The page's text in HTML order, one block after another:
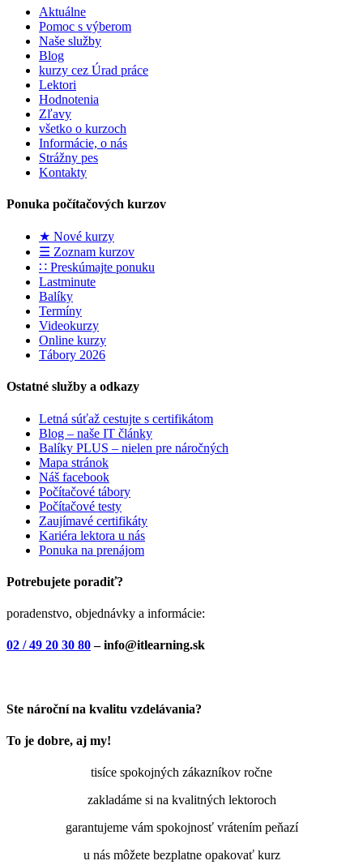
Aktuálne
Pomoc s výberom
Naše služby
Blog
kurzy cez Úrad práce
Lektori
Hodnotenia
Zľavy
všetko o kurzoch
Informácie, o nás
Strážny pes
Kontakty
Ponuka počítačových kurzov
★ Nové kurzy
☰ Zoznam kurzov
∷ Preskúmajte ponuku
Lastminute
Balíky
Termíny
Videokurzy
Online kurzy
Tábory 2026
Ostatné služby a odkazy
Letná súťaž cestujte s certifikátom
Blog – naše IT články
Balíky PLUS – nielen pre náročných
Mapa stránok
Náš facebook
Počítačové tábory
Počítačové testy
Zaujímavé certifikáty
Kariéra lektora u nás
Ponuka na prenájom
Potrebujete poradiť?
poradenstvo, objednávky a informácie:
02 / 49 20 30 80– info@itlearning.sk
Ste nároční na kvalitu vzdelávania?
To je dobre, aj my!
tisíce spokojných zákazníkov ročne
zakladáme si na kvalitných lektoroch
garantujeme vám spokojnosť vrátením peňazí
u nás môžete bezplatne opakovať kurz